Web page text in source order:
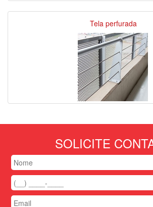
Tela perfurada
SOLICITE